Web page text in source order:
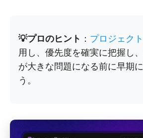
💡プロのヒント ： プロジェク
用し、優先度を確実に把握し
が大きな問題になる前に早期
う。